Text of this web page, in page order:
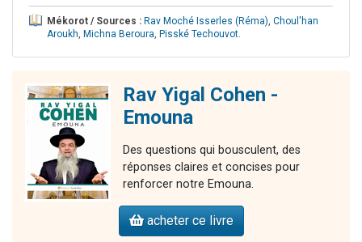
Mékorot / Sources : Rav Moché Isserles (Réma), Choul'han
Aroukh, Michna Beroura, Pisské Techouvot.
Rav Yigal Cohen -
Emouna
Des questions qui bousculent, des
réponses claires et concises pour
renforcer notre Emouna.
acheter ce livre